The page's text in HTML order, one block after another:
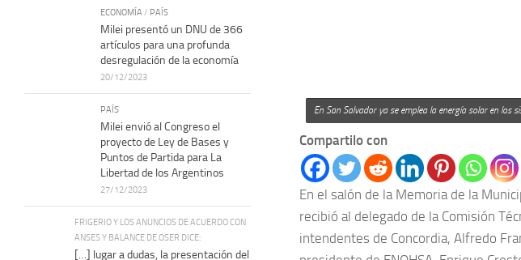
En San Salvador ya se emplea la energía solar en los
Compartilo con
En el salón de la Memoria de la
recibió al delegado de la Comisión
intendentes de Concordia, Alfredo
ECONOMÍA / PAÍS
Milei presentó un DNU de 366
artículos para una profunda
desregulación de la economía
20/12/2023
PAÍS
Milei envió al Congreso el
proyecto de Ley de Bases y
Puntos de Partida para La
Libertad de los Argentinos
27/12/2023
FRIGERIO Y LOS ANUNCIOS DE ACUERDO CON
ANSES Y BALANCE DE OSER DICE:
[…] lugar a dudas, la presentación del